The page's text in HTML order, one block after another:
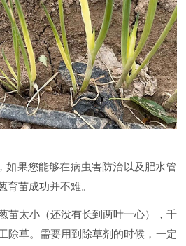
如果您能够在病虫害防治以及肥水管
育苗成功并不难。
苗太小（还没有长到两叶一心），千
除草。需要用到除草剂的时候，一定